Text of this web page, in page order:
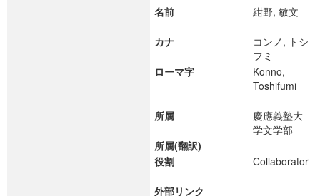
名前 紺野, 敏文
カナ
コンノ, トシ
フミ
ローマ字
Konno,
Toshifumi
所属
慶應義塾大
学文学部
所属(翻訳)
役割
Collaborator
外部リンク